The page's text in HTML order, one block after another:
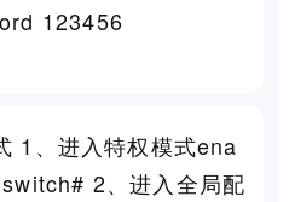
123456
1、进入特权模式ena
2、进入全局配